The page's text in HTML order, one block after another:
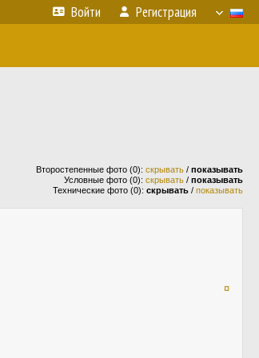
Войти Регистрация
Второстепенные фото (0): скрывать / показывать
Условные фото (0): скрывать / показывать
Технические фото (0): скрывать / показывать
¤